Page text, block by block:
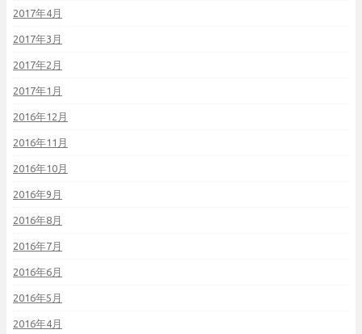
2017年4月
2017年3月
2017年2月
2017年1月
2016年12月
2016年11月
2016年10月
2016年9月
2016年8月
2016年7月
2016年6月
2016年5月
2016年4月